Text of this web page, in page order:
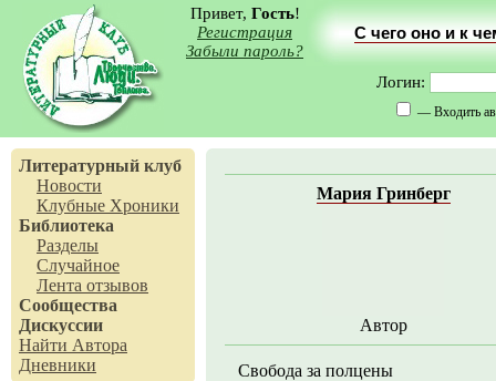
Привет, Гость!
Регистрация
Забыли пароль?
С чего оно и к
Логин:
— Входить
Литературный клуб
Новости
Клубные Хроники
Библиотека
Разделы
Случайное
Лента отзывов
Сообщества
Дискуссии
Найти Автора
Дневники
Мария Гринберг
Автор
Свобода за полцены